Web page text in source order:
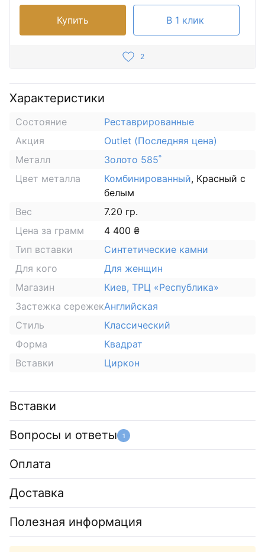
Купить В 1 клик
2
Характеристики
Состояние
Реставрированные
Акция
Outlet (Последняя цена)
Металл
Золото 585˚
Цвет металла
Комбинированный, Красный с
белым
Вес
7.20 гр.
Цена за грамм
4 400 ₴
Тип вставки
Синтетические камни
Для кого
Для женщин
Магазин
Киев, ТРЦ «Республика»
Застежка сережекАнглийская
Стиль
Классический
Форма
Квадрат
Вставки
Циркон
Вставки
Вопросы и ответы 1
Оплата
Доставка
Полезная информация